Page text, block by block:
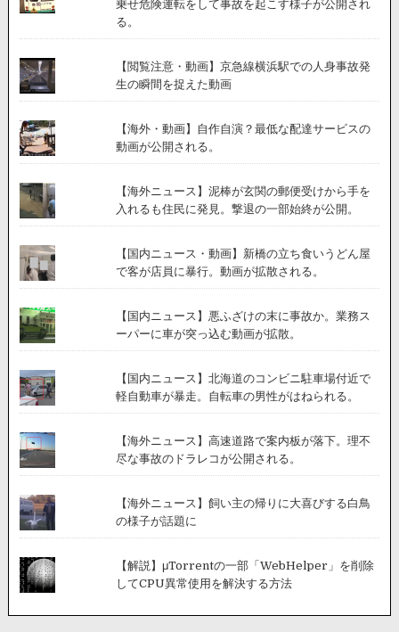
乗せ危険運転をして事故を起こす様子が公開され
る。
【閲覧注意・動画】京急線横浜駅での人身事故発
生の瞬間を捉えた動画
【海外・動画】自作自演？最低な配達サービスの
動画が公開される。
【海外ニュース】泥棒が玄関の郵便受けから手を
入れるも住民に発見。撃退の一部始終が公開。
【国内ニュース・動画】新橋の立ち食いうどん屋
で客が店員に暴行。動画が拡散される。
【国内ニュース】悪ふざけの末に事故か。業務ス
ーパーに車が突っ込む動画が拡散。
【国内ニュース】北海道のコンビニ駐車場付近で
軽自動車が暴走。自転車の男性がはねられる。
【海外ニュース】高速道路で案内板が落下。理不
尽な事故のドラレコが公開される。
【海外ニュース】飼い主の帰りに大喜びする白鳥
の様子が話題に
【解説】μTorrentの一部「WebHelper」を削除
してCPU異常使用を解決する方法